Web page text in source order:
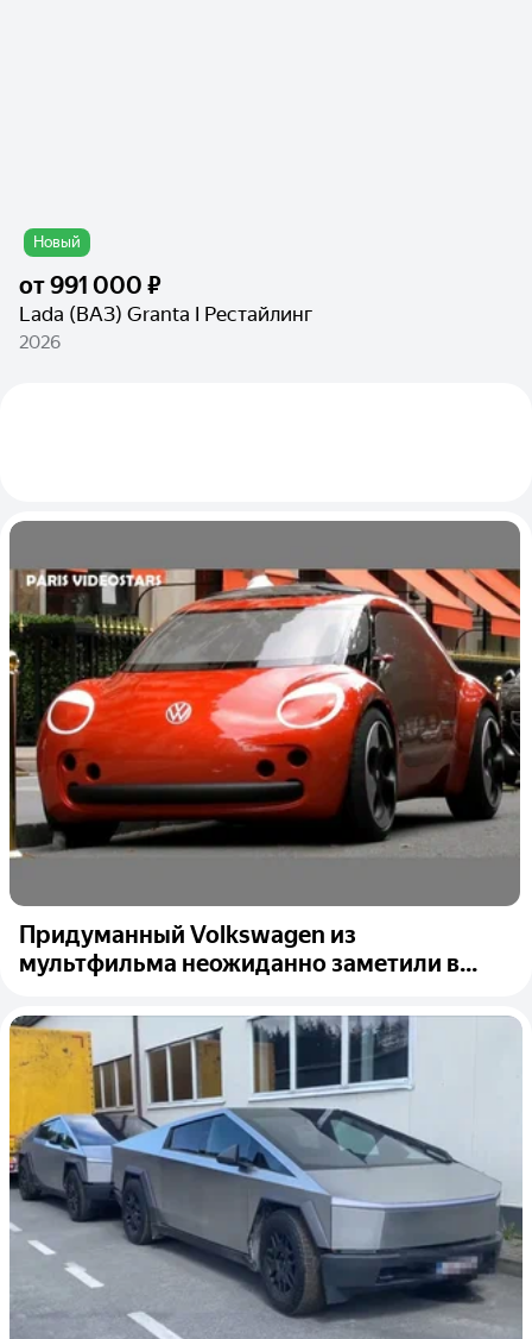
Новый
от991 000 ₽
Lada (ВАЗ) Granta I Рестайлинг
2026
Придуманный Volkswagen из
мультфильма неожиданно заметили в...